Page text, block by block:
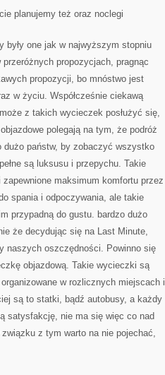
MIEJSC
NA
CZASAMI
Z
JEST
DECYZJĘ
planujemy też oraz noclegi
były one jak w najwyższym stopniu
propozycjach, pragnąc
propozycji, bo mnóstwo jest
w życiu. Współcześnie ciekawą
z takich wycieczek posłużyć się,
polegają na tym, że podróż
dużo państw, by zobaczyć wszystko
są luksusu i przepychu. Takie
maksimum komfortu przez
spania i odpoczywania, ale takie
przypadną do gustu. bardzo dużo
że decydując się na Last Minute,
naszych oszczędności. Powinno się
objazdową. Takie wycieczki są
w rozlicznych miejscach i
są to statki, bądź autobusy, a każdy
satysfakcję, nie ma się więc co nad
z tym warto na nie pojechać,